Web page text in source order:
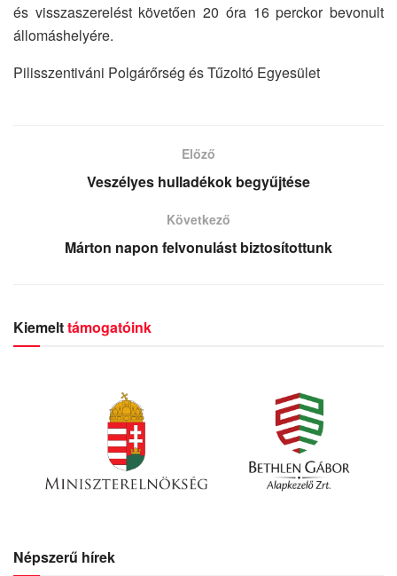
és visszaszerelést követően 20 óra 16 perckor bevonult
állomáshelyére.
Pilisszentiváni Polgárőrség és Tűzoltó Egyesület
Előző
Veszélyes hulladékok begyűjtése
Következő
Márton napon felvonulást biztosítottunk
Kiemelttámogatóink
Népszerű hírek